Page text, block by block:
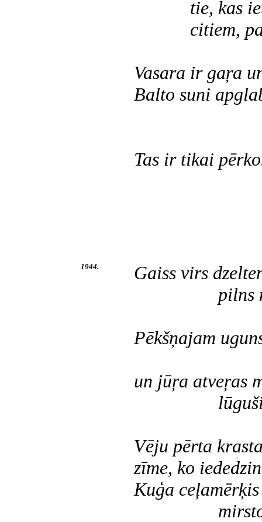
tie, kas iet
citiem, pa
Vasara ir gaŗa
Balto suni
Tas ir tikai
1944.
Gaiss virs
pilns
Pēkšņajam
un jūŗa atveŗas
lūguši?);
Vēju pērta
zīme, ko
Kuģa
mirstošo